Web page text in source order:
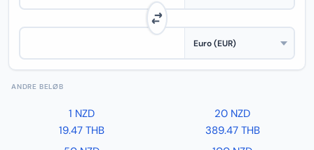
ANDRE BELØB
1 NZD
19.47 THB
20 NZD
389.47 THB